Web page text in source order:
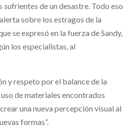
de un desastre. Todo eso
sobre los estragos de la
se expresó en la fuerza de Sandy,
los especialistas, al
y respeto por el balance de la
de materiales encontrados
una nueva percepción visual al
formas”.